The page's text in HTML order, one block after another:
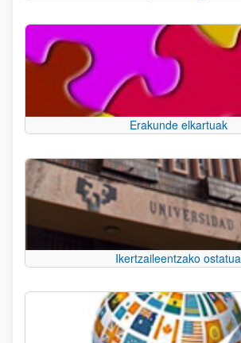
Erakunde elkartuak
Ikertzaileentzako ostatua